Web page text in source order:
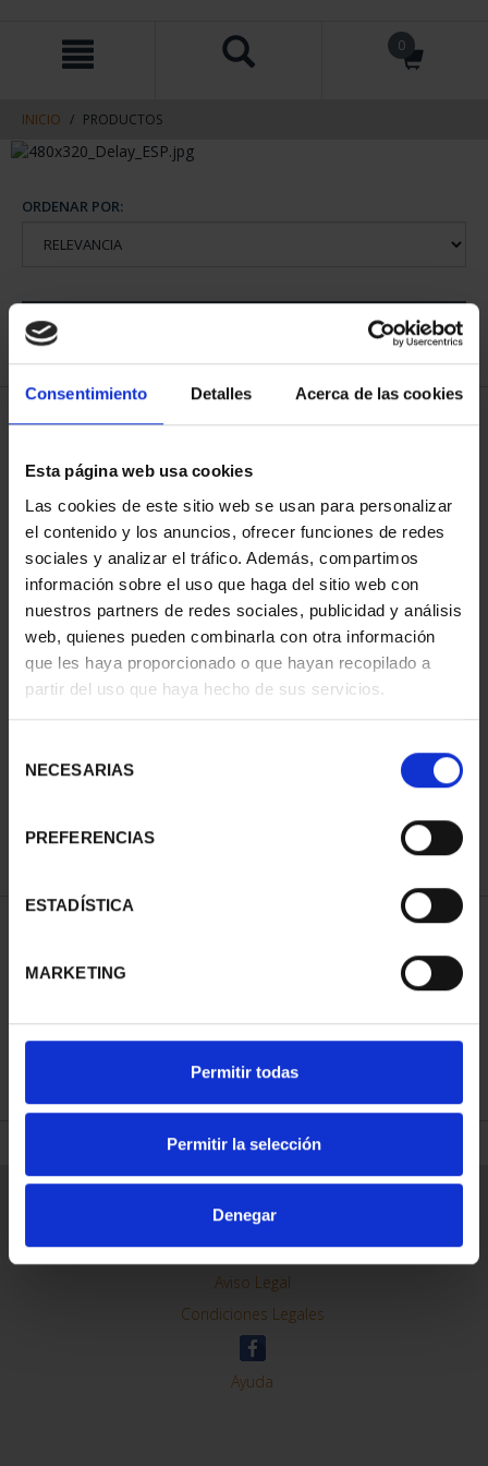
Consentimiento Detalles Acerca de las cookies
Esta página web usa cookies
Las cookies de este sitio web se usan para personalizar
el contenido y los anuncios, ofrecer funciones de redes
sociales y analizar el tráfico. Además, compartimos
información sobre el uso que haga del sitio web con
nuestros partners de redes sociales, publicidad y análisis
web, quienes pueden combinarla con otra información
que les haya proporcionado o que hayan recopilado a
partir del uso que haya hecho de sus servicios.
NECESARIAS
PREFERENCIAS
ESTADÍSTICA
MARKETING
Permitir todas
Permitir la selección
Denegar
contenido
navegacin
0
INICIO PRODUCTOS
ORDENAR POR:
1 Productos encontrados
73,00 €
REFINAR
Contacto
Preguntas Frequentes (FAQs)
Aviso Legal
Condiciones Legales
Ayuda